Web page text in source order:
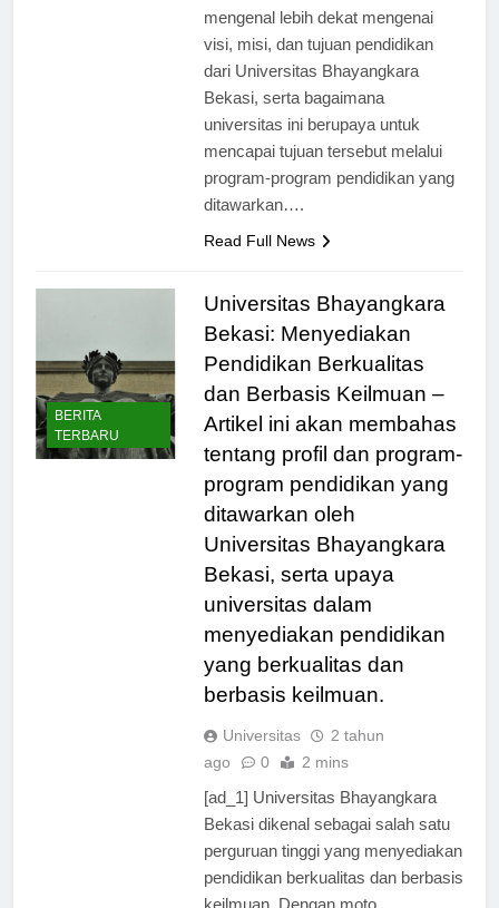
jelas. Dalam artikel ini, kita akan
mengenal lebih dekat mengenai
visi, misi, dan tujuan pendidikan
dari Universitas Bhayangkara
Bekasi, serta bagaimana
universitas ini berupaya untuk
mencapai tujuan tersebut melalui
program-program pendidikan yang
BERITA
TERBARU
Universitas Bhayangkara
Bekasi: Menyediakan
Pendidikan Berkualitas
dan Berbasis Keilmuan –
Artikel ini akan membahas
tentang profil dan program-
program pendidikan yang
ditawarkan oleh
Universitas Bhayangkara
Bekasi, serta upaya
universitas dalam
menyediakan pendidikan
yang berkualitas dan
Universitas
2 tahun
[ad_1] Universitas Bhayangkara
Bekasi dikenal sebagai salah satu
perguruan tinggi yang menyediakan
pendidikan berkualitas dan berbasis